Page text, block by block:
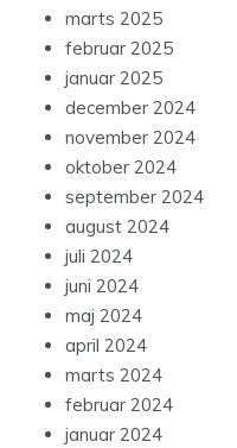
marts 2025
februar 2025
januar 2025
december 2024
november 2024
oktober 2024
september 2024
august 2024
juli 2024
juni 2024
maj 2024
april 2024
marts 2024
februar 2024
januar 2024